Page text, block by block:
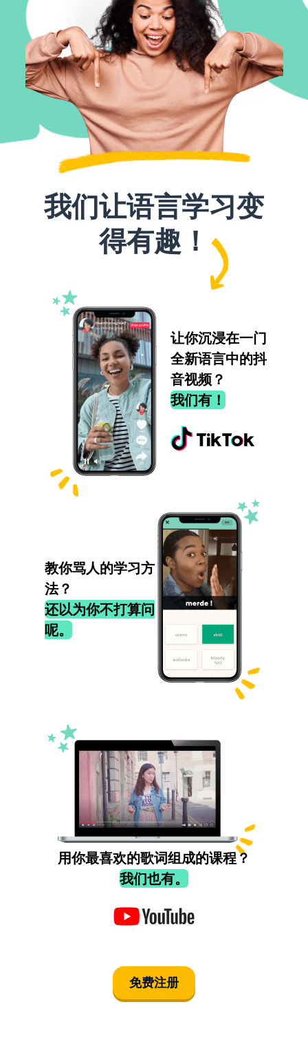
我们让语言学习变
得有趣！
让你沉浸在一门
全新语言中的抖
音视频？
我们有！
教你骂人的学习方
法？
还以为你不打算问
呢。
用你最喜欢的歌词组成的课程？
我们也有。
免费注册